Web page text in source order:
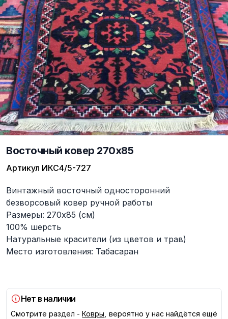
Восточный ковер 270x85
Артикул ИКС4/5-727
Описание
Винтажный восточный односторонний
безворсовый ковер ручной работы
Размеры: 270x85 (см)
100% шерсть
Натуральные красители (из цветов и трав)
Место изготовления: Табасаран
Нет в наличии
Смотрите раздел - Ковры, вероятно у нас найдётся ещё